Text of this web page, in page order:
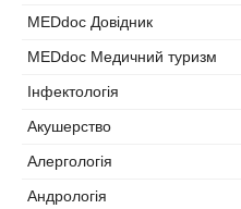
MEDdoc Довідник
MEDdoc Медичний туризм
Інфектологія
Акушерство
Алергологія
Андрологія